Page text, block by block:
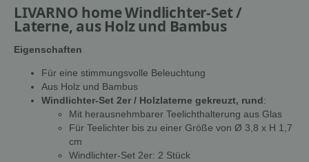
LIVARNO home Windlichter-Set /
Laterne, aus Holz und Bambus
Eigenschaften
Für eine stimmungsvolle Beleuchtung
Aus Holz und Bambus
Windlichter-Set 2er / Holzlaterne gekreuzt, rund:
Mit herausnehmbarer Teelichthalterung aus Glas
Für Teelichter bis zu einer Größe von Ø 3,8 x H 1,7
cm
Windlichter-Set 2er: 2 Stück